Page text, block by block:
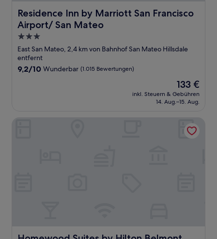
Residence Inn by Marriott San Francisco
Airport/ San Mateo
Residence Inn by Marriott San Francisco Airport/ San
3.0-
Sterne-
Unterkunft
East San Mateo, 2,4 km von Bahnhof San Mateo Hillsdale
entfernt
9.2
9,2/10 Wunderbar (1.015 Bewertungen)
Der
Preis
beträgt
133 €
inkl. Steuern & Gebühren
14. Aug.–15. Aug.
Homewood Suites by Hilton Belmont